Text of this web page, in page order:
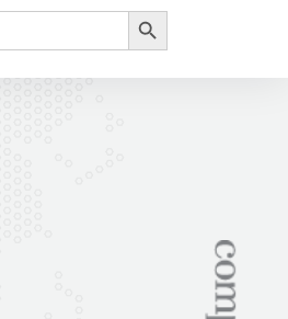
Search Button